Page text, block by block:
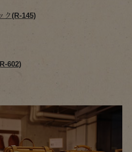
ク(R-145)
602)